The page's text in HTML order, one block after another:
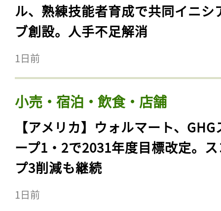
ル、熟練技能者育成で共同イニシ
ブ創設。人手不足解消
1日前
小売・宿泊・飲食・店舗
【アメリカ】ウォルマート、GHG
ープ1・2で2031年度目標改定。
プ3削減も継続
1日前